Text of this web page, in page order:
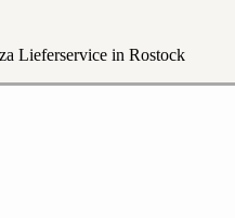
Lieferservice in Rostock